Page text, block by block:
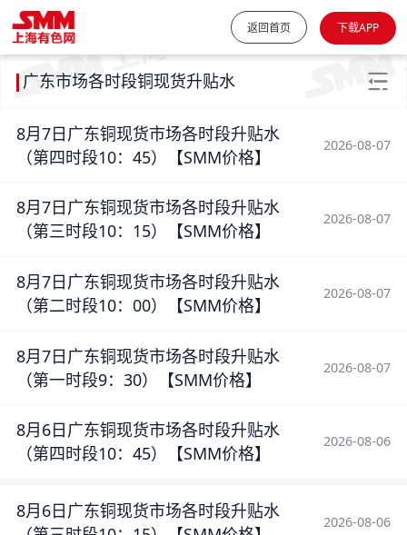
返回首页 下载APP
广东市场各时段铜现货升贴水
8月7日广东铜现货市场各时段升贴水
（第四时段10：45）【SMM价格】
2026-08-07
8月7日广东铜现货市场各时段升贴水
（第三时段10：15）【SMM价格】
2026-08-07
8月7日广东铜现货市场各时段升贴水
（第二时段10：00）【SMM价格】
2026-08-07
8月7日广东铜现货市场各时段升贴水
（第一时段9：30）【SMM价格】
2026-08-07
8月6日广东铜现货市场各时段升贴水
（第四时段10：45）【SMM价格】
2026-08-06
8月6日广东铜现货市场各时段升贴水
2026-08-06